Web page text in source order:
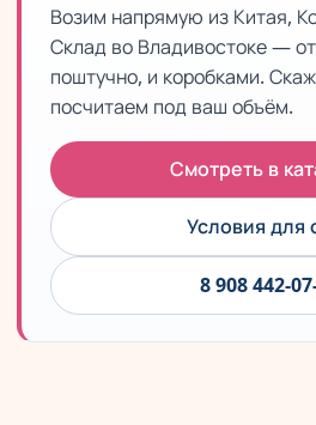
Возим напрямую из Китая,
Склад во Владивостоке —
поштучно, и коробками.
посчитаем под ваш объём.
Смотреть в
Условия для
8 908 442-